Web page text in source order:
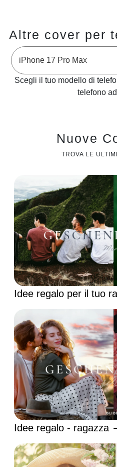
Altre cover per
Scegli il tuo modello di
telefono
Nuove
TROVA LE
Idee regalo per il tuo
Idee regalo - ragazza